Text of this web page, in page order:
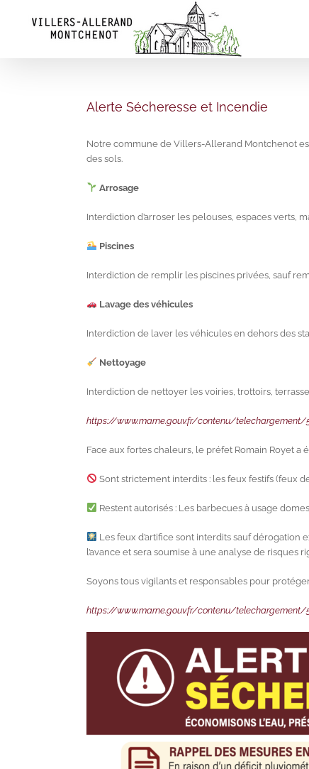
Alerte Sécheresse et Incendie
Notre commune de Villers-Allerand Montchenot
des sols.
Arrosage
Interdiction d’arroser les pelouses, espaces verts,
Piscines
Interdiction de remplir les piscines privées, sauf
Lavage des véhicules
Interdiction de laver les véhicules en dehors des
Nettoyage
Interdiction de nettoyer les voiries, trottoirs,
https://www.marne.gouv.fr/contenu/
Face aux fortes chaleurs, le préfet Romain Royet
Sont strictement interdits : les feux festifs (feux
Restent autorisés : Les barbecues à usage
Les feux d’artifice sont interdits sauf
l’avance et sera soumise à une analyse de
Soyons tous vigilants et responsables pour
https://www.marne.gouv.fr/contenu/